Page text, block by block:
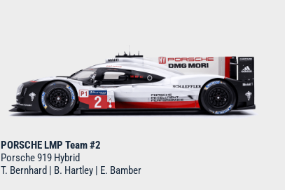
PORSCHE LMP Team #2
Porsche 919 Hybrid
T. Bernhard | B. Hartley | E. Bamber